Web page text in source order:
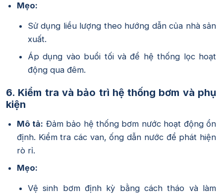
Mẹo:
Sử dụng liều lượng theo hướng dẫn của nhà sản
xuất.
Áp dụng vào buổi tối và để hệ thống lọc hoạt
động qua đêm.
6. Kiểm tra và bảo trì hệ thống bơm và phụ
kiện
Mô tả: Đảm bảo hệ thống bơm nước hoạt động ổn
định. Kiểm tra các van, ống dẫn nước để phát hiện
rò rỉ.
Mẹo:
Vệ sinh bơm định kỳ bằng cách tháo và làm